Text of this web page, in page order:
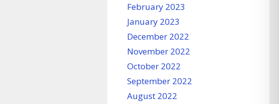
February 2023
January 2023
December 2022
November 2022
October 2022
September 2022
August 2022